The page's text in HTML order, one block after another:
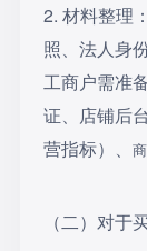
2. 材料整理
照、法人身
工商户需准
证、店铺后
营指标）、
（二）对于